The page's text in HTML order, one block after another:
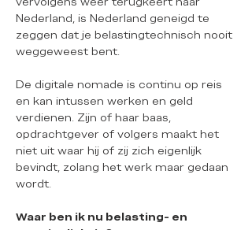
Nederland, is Nederland geneigd te
zeggen dat je belastingtechnisch nooit
weggeweest bent.
De digitale nomade is continu op reis
en kan intussen werken en geld
verdienen. Zijn of haar baas,
opdrachtgever of volgers maakt het
niet uit waar hij of zij zich eigenlijk
bevindt, zolang het werk maar gedaan
wordt.
Waar ben ik nu belasting- en